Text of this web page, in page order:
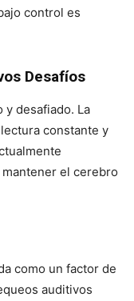
control es
Desafíos
y desafiado. La
constante y
el cerebro
como un factor de
auditivos